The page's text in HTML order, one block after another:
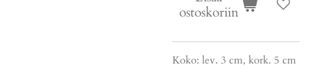
ostoskoriin
Koko: lev. 3 cm, kork. 5 cm